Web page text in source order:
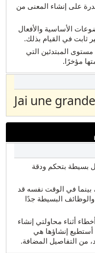
على إنشاء المعنى من
الأساسية والأفعال
ثابت في القيام بذلك.
المبتدئين التي
مؤخرًا.
Jai une
بسيطة بتحكم ودقة
في الوقت نفسه قد
البسيطة جدًا
أثناء محاولتي إنشاء
إنشاؤها هي
من التفاصيل المضافة.